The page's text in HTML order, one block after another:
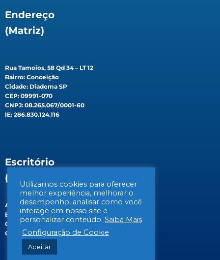
Endereço
(Matriz)
Rua Tamoios, 58 Qd 34 – LT 12
Bairro: Conceição
Cidade: Diadema SP
CEP: 09991-070
CNPJ: 08.265.067/0001-60
IE: 286.830.124.116
Escritório
(Filial)
Av. Gen. Valdomiro de Lima, 647B
Bairro: Jabaquara
Cidade: São Paulo/SP
CEP: 04344-070
Utilizamos cookies para oferecer
melhor experiência, melhorar o
desempenho, analisar como você
interage em nosso site e
personalizar conteúdo. Saiba Mais
Configuração de Cookie
Aceitar